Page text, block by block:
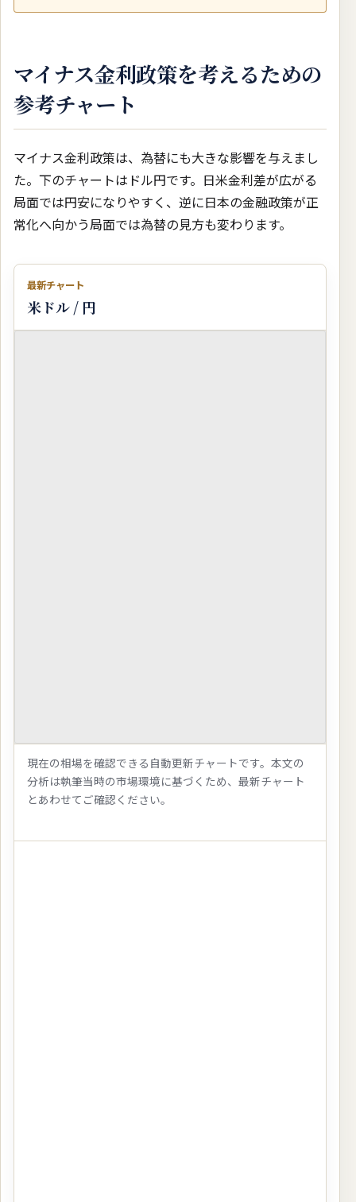
マイナス金利政策を考えるための
参考チャート
マイナス金利政策は、為替にも大きな影響を与えまし
た。下のチャートはドル円です。日米金利差が広がる
局面では円安になりやすく、逆に日本の金融政策が正
常化へ向かう局面では為替の見方も変わります。
最新チャート
米ドル / 円
現在の相場を確認できる自動更新チャートです。本文の
分析は執筆当時の市場環境に基づくため、最新チャート
とあわせてご確認ください。